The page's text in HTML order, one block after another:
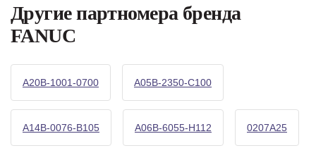
Другие партномера бренда
FANUC
A20B-1001-0700 A05B-2350-C100
A14B-0076-B105 A06B-6055-H112 0207A25